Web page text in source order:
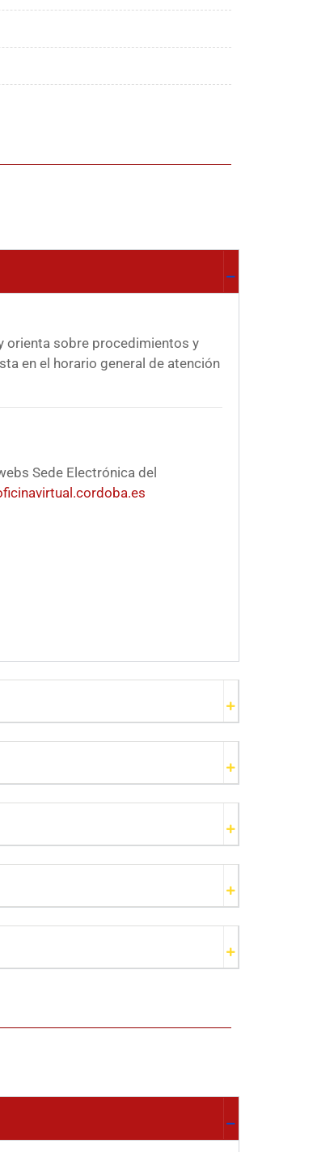
orienta sobre procedimientos y
en el horario general de atención
Sede Electrónica del